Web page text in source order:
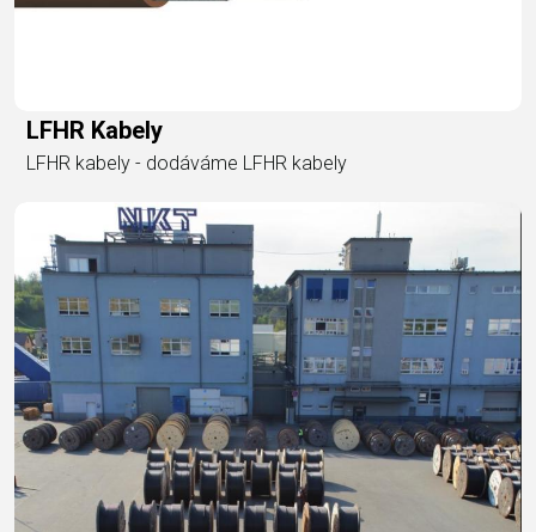
LFHR Kabely
LFHR kabely - dodáváme LFHR kabely